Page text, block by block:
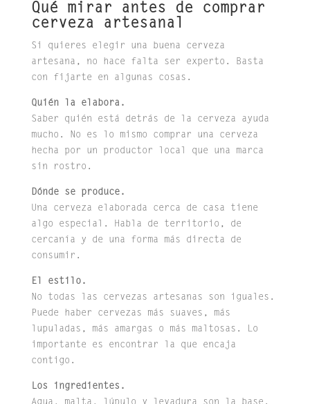
Qué mirar antes de comprar
cerveza artesanal
Si quieres elegir una buena cerveza
artesana, no hace falta ser experto. Basta
con fijarte en algunas cosas.
Quién la elabora.
Saber quién está detrás de la cerveza ayuda
mucho. No es lo mismo comprar una cerveza
hecha por un productor local que una marca
sin rostro.
Dónde se produce.
Una cerveza elaborada cerca de casa tiene
algo especial. Habla de territorio, de
cercanía y de una forma más directa de
consumir.
El estilo.
No todas las cervezas artesanas son iguales.
Puede haber cervezas más suaves, más
lupuladas, más amargas o más maltosas. Lo
importante es encontrar la que encaja
contigo.
Los ingredientes.